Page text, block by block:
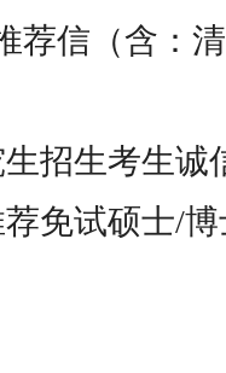
荐信（含：
生招生考生诚
荐免试硕士/